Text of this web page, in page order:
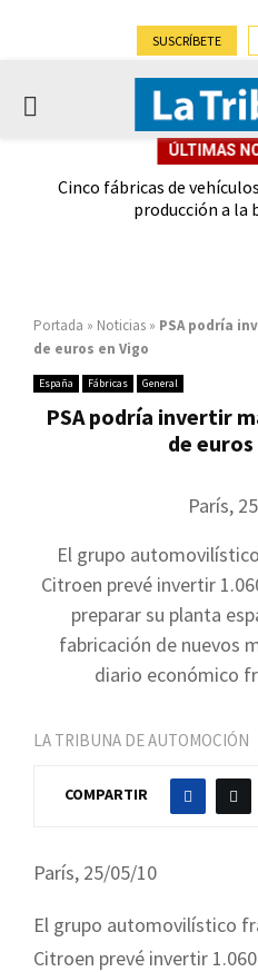
SUSCRÍBETE
PRIMARY
ÚLTIMAS
Cinco fábricas de
producción a la
Portada » Noticias » PSA podría
de euros en Vigo
España Fábricas General
PSA podría invertir
de
París,
El grupo
Citroen prevé invertir
preparar su planta
fabricación de nuevos
diario económico
LA TRIBUNA DE AUTOMOCIÓN
COMPARTIR
París, 25/05/10
El grupo automovilístico
Citroen prevé invertir